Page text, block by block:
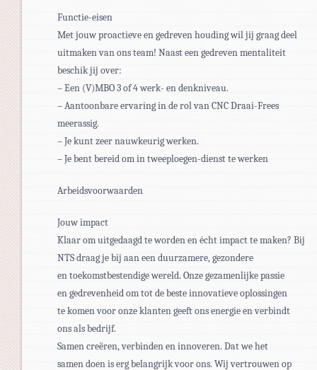
Functie-eisen
Met jouw proactieve en gedreven houding wil jij graag deel
uitmaken van ons team! Naast een gedreven mentaliteit
beschik jij over:
– Een (V)MBO 3 of 4 werk- en denkniveau.
– Aantoonbare ervaring in de rol van CNC Draai-Frees
meerassig.
– Je kunt zeer nauwkeurig werken.
– Je bent bereid om in tweeploegen-dienst te werken
Arbeidsvoorwaarden
Jouw impact
Klaar om uitgedaagd te worden en écht impact te maken? Bij
NTS draag je bij aan een duurzamere, gezondere
en toekomstbestendige wereld. Onze gezamenlijke passie
en gedrevenheid om tot de beste innovatieve oplossingen
te komen voor onze klanten geeft ons energie en verbindt
ons als bedrijf.
Samen creëren, verbinden en innoveren. Dat we het
samen doen is erg belangrijk voor ons. Wij vertrouwen op